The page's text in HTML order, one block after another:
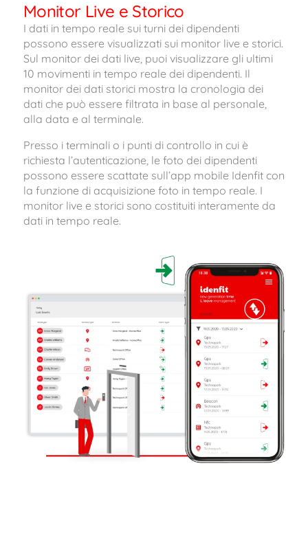
Monitor Live e Storico
I dati in tempo reale sui turni dei dipendenti
possono essere visualizzati sui monitor live e storici.
Sul monitor dei dati live, puoi visualizzare gli ultimi
10 movimenti in tempo reale dei dipendenti. Il
monitor dei dati storici mostra la cronologia dei
dati che può essere filtrata in base al personale,
alla data e al terminale.
Presso i terminali o i punti di controllo in cui è
richiesta l’autenticazione, le foto dei dipendenti
possono essere scattate sull’app mobile Idenfit con
la funzione di acquisizione foto in tempo reale. I
monitor live e storici sono costituiti interamente da
dati in tempo reale.